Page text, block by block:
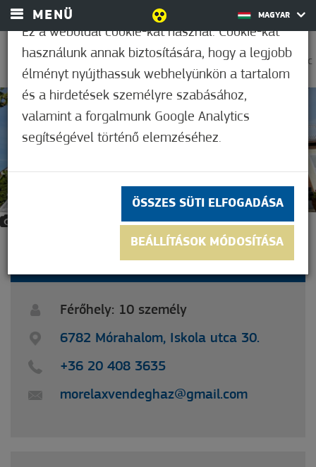
MENÜ MAGYAR
0
38,9°C
MÓRELAX VENDÉGHÁZ
Férőhely: 10 személy
6782 Mórahalom, Iskola utca 30.
+36 20 408 3635
morelaxvendeghaz@gmail.com
Ez a weboldal cookie-kat használ. Cookie-kat
használunk annak biztosítására, hogy a legjobb
élményt nyújthassuk webhelyünkön a tartalom
és a hirdetések személyre szabásához,
valamint a forgalmunk Google Analytics
segítségével történő elemzéséhez.
ÖSSZES SÜTI ELFOGADÁSA
BEÁLLÍTÁSOK MÓDOSÍTÁSA